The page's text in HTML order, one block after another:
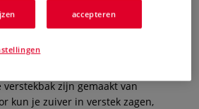
Verstekbak —
0 Beoordeling
zijn gemaakt van
kun je zuiver in verstek zagen,
accepteren